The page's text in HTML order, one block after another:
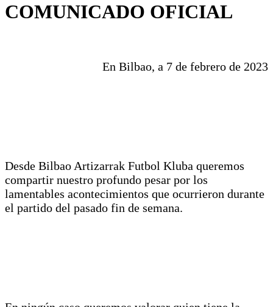
COMUNICADO OFICIAL
En Bilbao, a 7 de febrero de 2023
Desde Bilbao Artizarrak Futbol Kluba queremos
compartir nuestro profundo pesar por los
lamentables acontecimientos que ocurrieron durante
el partido del pasado fin de semana.